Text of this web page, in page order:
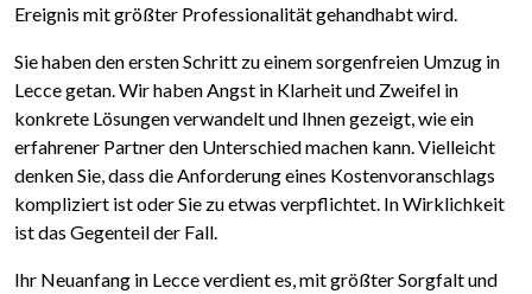
Ereignis mit größter Professionalität gehandhabt wird.
Sie haben den ersten Schritt zu einem sorgenfreien Umzug in
Lecce getan. Wir haben Angst in Klarheit und Zweifel in
konkrete Lösungen verwandelt und Ihnen gezeigt, wie ein
erfahrener Partner den Unterschied machen kann. Vielleicht
denken Sie, dass die Anforderung eines Kostenvoranschlags
kompliziert ist oder Sie zu etwas verpflichtet. In Wirklichkeit
ist das Gegenteil der Fall.
Ihr Neuanfang in Lecce verdient es, mit größter Sorgfalt und